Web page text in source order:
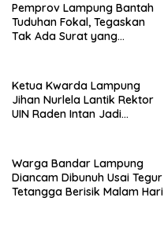
Pemprov Lampung Bantah
Tuduhan Fokal, Tegaskan
Tak Ada Surat yang
Ketua Kwarda Lampung
Jihan Nurlela Lantik Rektor
UIN Raden Intan Jadi
Warga Bandar Lampung
Diancam Dibunuh Usai Tegur
Tetangga Berisik Malam Hari